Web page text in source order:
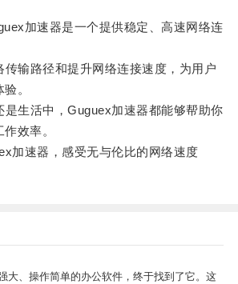
加速器是一个提供稳定、高速网络连
输路径和提升网络连接速度，为用户
。
生活中，Guguex加速器都能够帮助你
效率。
速器，感受无与伦比的网络速度
大、操作简单的办公软件，终于找到了它。这